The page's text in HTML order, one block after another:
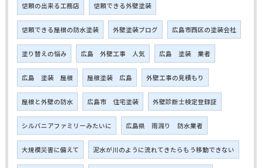
信頼の出来る工務店 信頼できる外壁塗装
信頼できる屋根の防水塗装 外壁塗装ブログ 広島市西区の塗装会社
塗り替えの悩み 広島 外壁工事 人気 広島 塗装 業者
広島 塗装 屋根 屋根塗装 広島 外壁工事の見積もり
屋根と外壁の防水 広島市 住宅塗装 外壁診断士検定登録証
シルバニアファミリーみたいに 広島県 雨漏り 防水業者
大規模災害に備えて 泥水が川のように流れてきたらもう移動できない